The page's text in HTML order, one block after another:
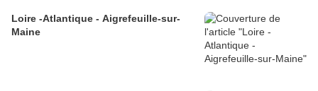
Loire -Atlantique - Aigrefeuille-sur-
Maine